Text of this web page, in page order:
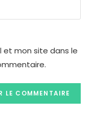
et mon site dans le